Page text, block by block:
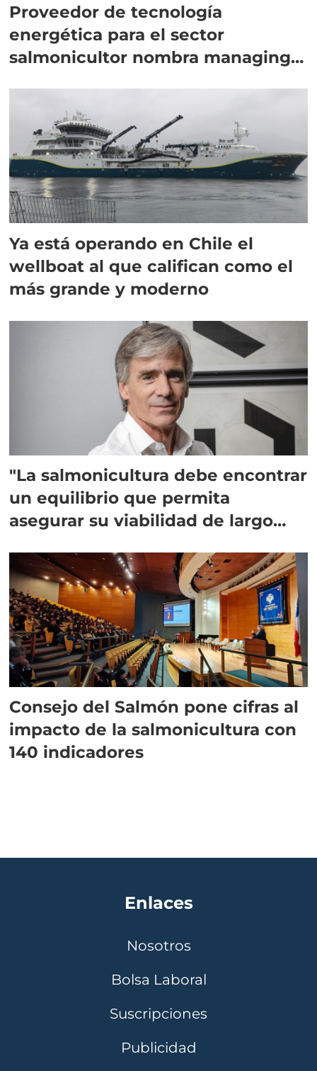
Proveedor de tecnología
energética para el sector
salmonicultor nombra managing
Ya está operando en Chile el
wellboat al que califican como el
más grande y moderno
"La salmonicultura debe encontrar
un equilibrio que permita
asegurar su viabilidad de largo
Consejo del Salmón pone cifras al
impacto de la salmonicultura con
140 indicadores
Enlaces
Nosotros
Bolsa Laboral
Suscripciones
Publicidad